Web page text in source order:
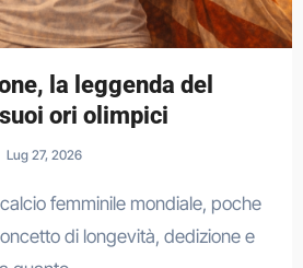
la leggenda del
ori olimpici
Lug 27, 2026
di longevità, dedizione e